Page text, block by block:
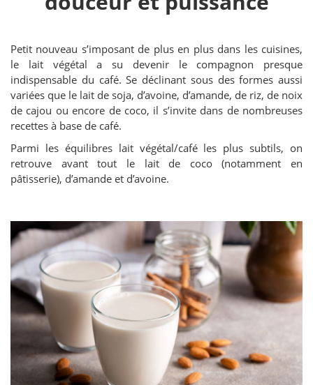
Petit nouveau s’imposant de plus en plus dans les cuisines,
le lait végétal a su devenir le compagnon presque
indispensable du café. Se déclinant sous des formes aussi
variées que le lait de soja, d’avoine, d’amande, de riz, de noix
de cajou ou encore de coco, il s’invite dans de nombreuses
recettes à base de café.
Parmi les équilibres lait végétal/café les plus subtils, on
retrouve avant tout le lait de coco (notamment en
pâtisserie), d’amande et d’avoine.